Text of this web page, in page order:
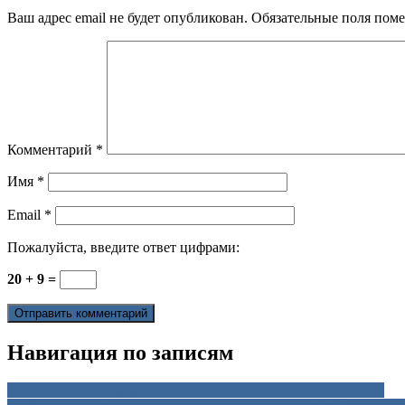
Ваш адрес email не будет опубликован. Обязательные поля
Комментарий *
Имя *
Email *
Пожалуйста, введите ответ цифрами:
20 + 9 =
Навигация по записям